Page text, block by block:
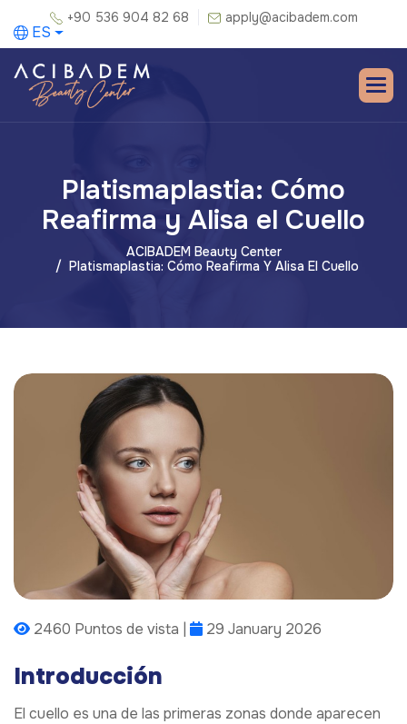
+90 536 904 82 68 apply@acibadem.com
ES
Platismaplastia: Cómo
Reafirma y Alisa el Cuello
ACIBADEM Beauty Center
Platismaplastia: Cómo Reafirma Y Alisa El Cuello
2460 Puntos de vista | 29 January 2026
Introducción
El cuello es una de las primeras zonas donde aparecen